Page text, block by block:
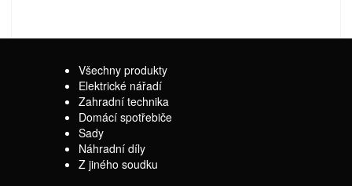
Všechny produkty
Elektrické nářadí
Zahradní technika
Domácí spotřebiče
Sady
Náhradní díly
Z jiného soudku